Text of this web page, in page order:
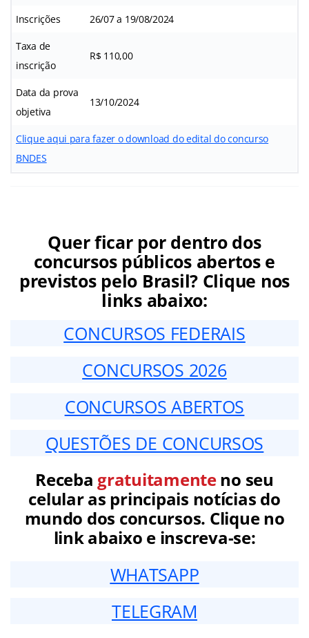
Inscrições 26/07 a 19/08/2024
Taxa de
inscrição
R$ 110,00
Data da prova
objetiva
13/10/2024
Clique aqui para fazer o download do edital do concurso
BNDES
Quer ficar por dentro dos
concursos públicos abertos e
previstos pelo Brasil? Clique nos
links abaixo:
CONCURSOS FEDERAIS
CONCURSOS 2026
CONCURSOS ABERTOS
QUESTÕES DE CONCURSOS
Receba gratuitamenteno seu
celular as principais notícias do
mundo dos concursos. Clique no
link abaixo e inscreva-se:
WHATSAPP
TELEGRAM